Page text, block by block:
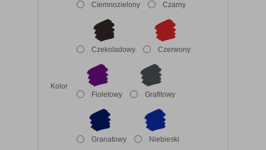
Kolor
Ciemnozielony Czarny
Czekoladowy Czerwony
Fioletowy Grafitowy
Granatowy Niebieski